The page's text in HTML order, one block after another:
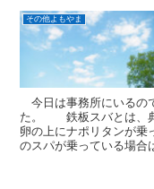
その他よもやま
今日は事務所にいるの
た。 鉄板スバとは、典
卵の上にナポリタンが
のスパが乗っている場